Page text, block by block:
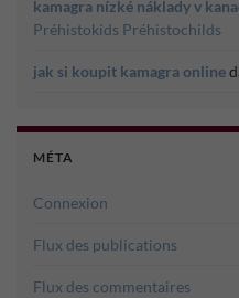
kamagra nízké náklady v
Préhistokids Préhistochilds
jak si koupit kamagra online
MÉTA
Connexion
Flux des publications
Flux des commentaires